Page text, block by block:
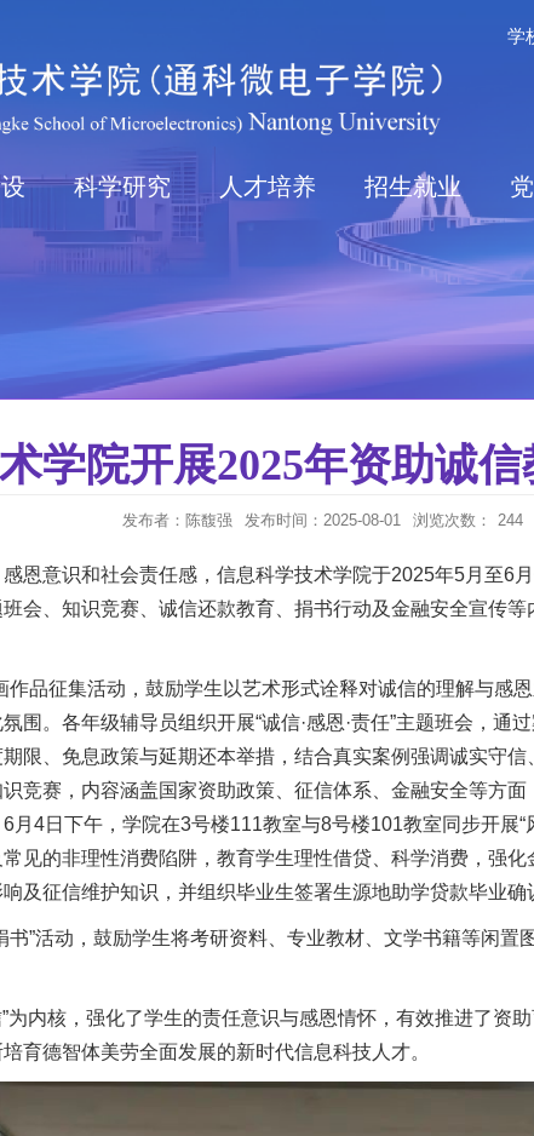
学
科学研究 人才培养 招生就业
学院开展2025年资助诚
发布者：陈馥强 发布时间：2025-08-01 浏览次数： 244
意识和社会责任感，信息科学技术学院于2025年5月至6
会、知识竞赛、诚信还款教育、捐书行动及金融安全宣传
品征集活动，鼓励学生以艺术形式诠释对诚信的理解与感
围。各年级辅导员组织开展“诚信·感恩·责任”主题班会，
限、免息政策与延期还本举措，结合真实案例强调诚实守
竞赛，内容涵盖国家资助政策、征信体系、金融安全等方
4日下午，学院在3号楼111教室与8号楼101教室同步开展
见的非理性消费陷阱，教育学生理性借贷、科学消费，强
及征信维护知识，并组织毕业生签署生源地助学贷款毕业确
”活动，鼓励学生将考研资料、专业教材、文学书籍等闲
为内核，强化了学生的责任意识与感恩情怀，有效推进了资
育德智体美劳全面发展的新时代信息科技人才。